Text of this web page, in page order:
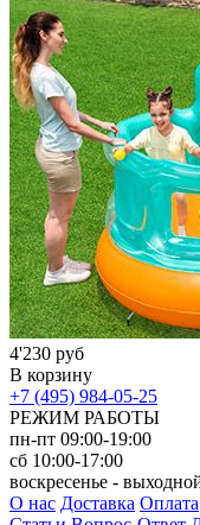
4'230 руб
В корзину
+7 (495) 984-05-25
РЕЖИМ РАБОТЫ
пн-пт 09:00-19:00
сб 10:00-17:00
воскресенье -
О нас Доставка Оплата